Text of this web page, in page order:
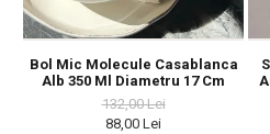
Bol Mic Molecule Casablanca
Alb 350 Ml Diametru 17 Cm
132,00 Lei
88,00 Lei